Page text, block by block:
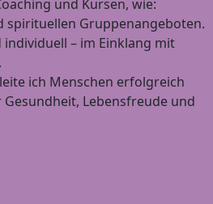
und Kursen, wie:
spirituellen Gruppenangeboten.
– im Einklang mit
ich Menschen erfolgreich
Lebensfreude und